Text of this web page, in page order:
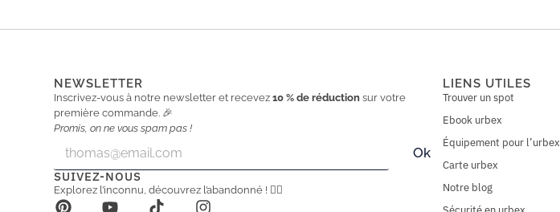
NEWSLETTER
Inscrivez-vous à notre newsletter et recevez10 % de réduction sur votre
première commande. 🎉
Promis, on ne vous spam pas !
a
i
l
a
i
l
Ok
SUIVEZ-NOUS
Explorez l’inconnu, découvrez l’abandonné ! 🕵️‍♂️
LIENS UTILES
Trouver un spot
Ebook urbex
Équipement pour l’urbex
Carte urbex
Notre blog